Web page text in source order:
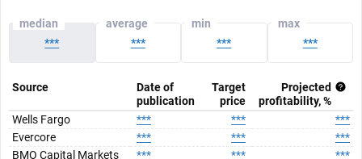
median
***
average
***
min
***
max
***
Source
Date of
publication
Target
price
Projected
profitability, %
Wells Fargo
*** ***
***
Evercore
*** ***
***
BMO Capital Markets
*** ***
***